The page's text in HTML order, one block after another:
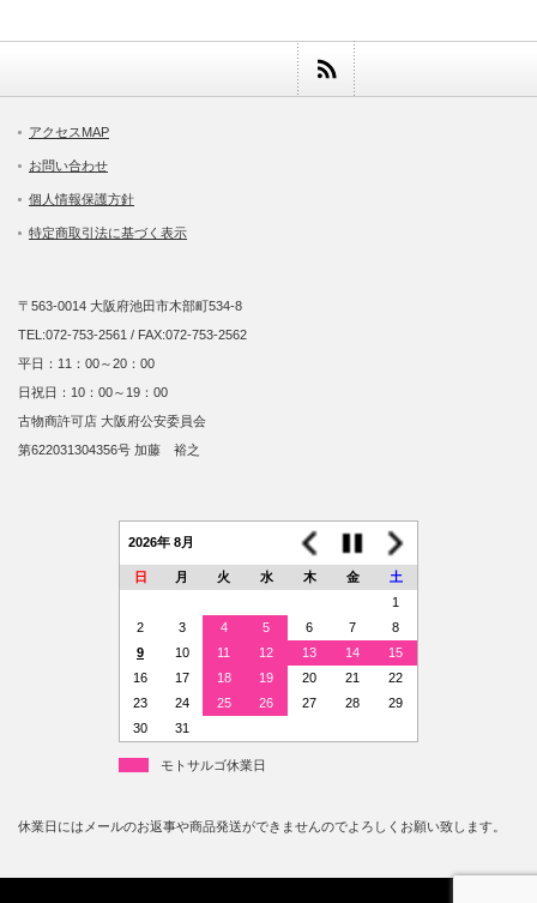
アクセスMAP
お問い合わせ
個人情報保護方針
特定商取引法に基づく表示
〒563-0014 大阪府池田市木部町534-8
TEL:072-753-2561 / FAX:072-753-2562
平日：11：00～20：00
日祝日：10：00～19：00
古物商許可店 大阪府公安委員会
第622031304356号 加藤 裕之
2026年 8月
日 月 火 水 木 金
土
1
2
3 4 5 6 7
8
9
10 11 12 13 14
15
16
17 18 19 20 21
22
23
24 25 26 27 28
29
30
31
モトサルゴ休業日
休業日にはメールのお返事や商品発送ができませんのでよろしくお願い致します。